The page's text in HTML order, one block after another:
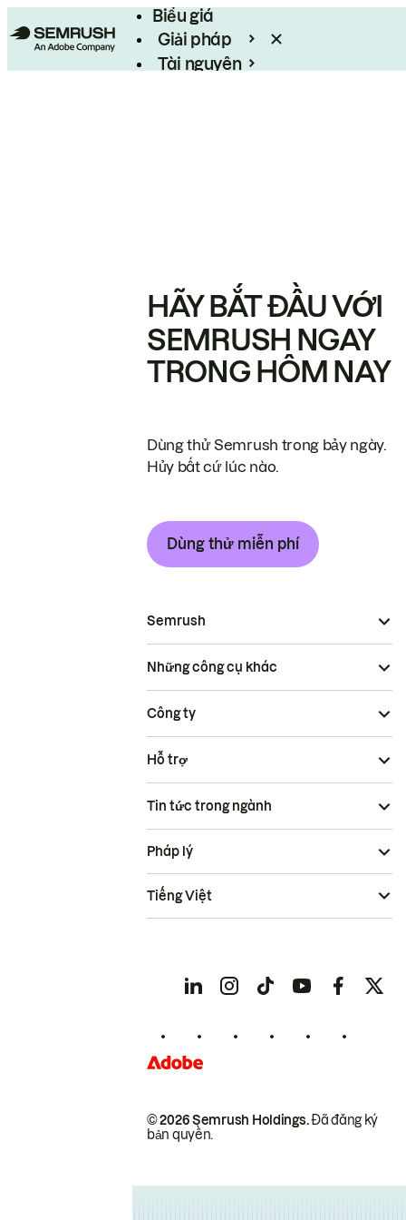
Biểu giá
Giải pháp
Tài nguyên
HÃY BẮT ĐẦU VỚI
SEMRUSH NGAY
TRONG HÔM NAY
Dùng thử Semrush trong bảy ngày.
Hủy bất cứ lúc nào.
Dùng thử miễn phí
Semrush
Những công cụ khác
Công ty
Hỗ trợ
Tin tức trong ngành
© 2026 Semrush Holdings.Đã đăng ký
bản quyền.
Pháp lý
Tiếng Việt